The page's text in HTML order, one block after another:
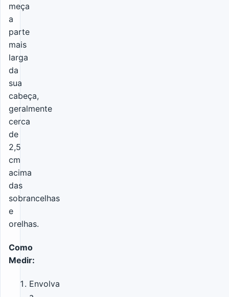
meça
a
parte
mais
larga
da
sua
cabeça,
geralmente
cerca
de
2,5
cm
acima
das
sobrancelhas
e
orelhas.
Como
Medir:
Envolva